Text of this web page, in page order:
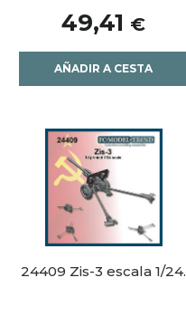
49,41 €
AÑADIR A CESTA
24409 Zis-3 escala 1/24.